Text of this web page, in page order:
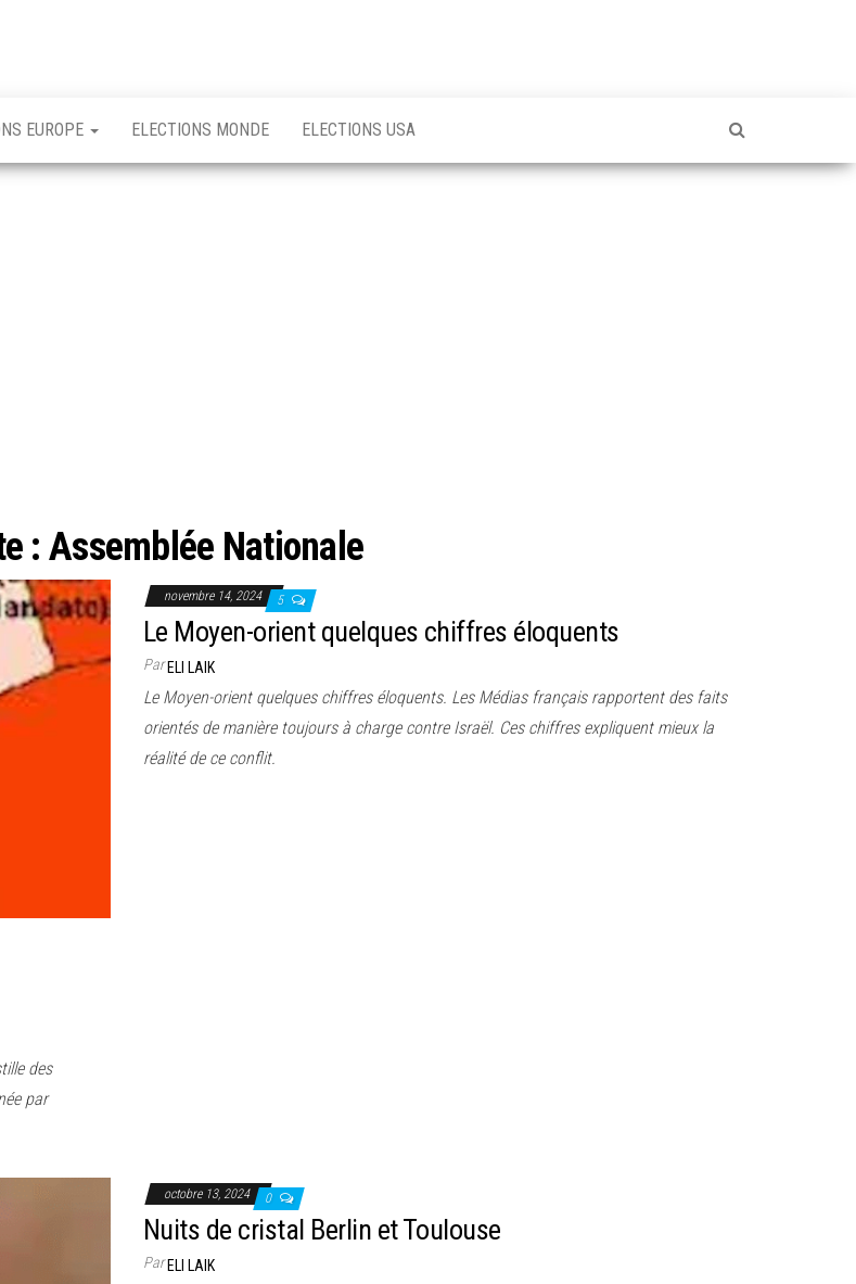
EUROPE ELECTIONS MONDE ELECTIONS USA
:Assemblée Nationale
novembre 14, 2024 5
Le Moyen-orient quelques chiffres éloquents
ParELI LAIK
Le Moyen-orient quelques chiffres éloquents. Les Médias français rapportent des faits
orientés de manière toujours à charge contre Israël. Ces chiffres expliquent mieux la
réalité de ce conflit.
des
par
octobre 13, 2024 0
Nuits de cristal Berlin et Toulouse
ParELI LAIK